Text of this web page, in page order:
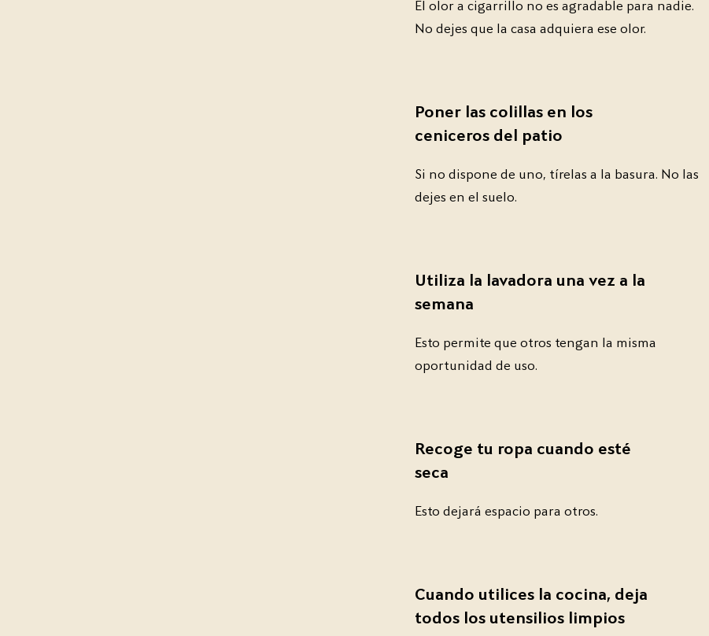
El olor a cigarrillo no es agradable para nadie.
No dejes que la casa adquiera ese olor.
Poner las colillas en los
ceniceros del patio
Si no dispone de uno, tírelas a la basura. No las
dejes en el suelo.
Utiliza la lavadora una vez a la
semana
Esto permite que otros tengan la misma
oportunidad de uso.
Recoge tu ropa cuando esté
seca
Esto dejará espacio para otros.
Cuando utilices la cocina, deja
todos los utensilios limpios